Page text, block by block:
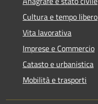
Cultura e tempo libero
Vita lavorativa
Imprese e Commercio
Catasto e urbanistica
Mobilità e trasporti